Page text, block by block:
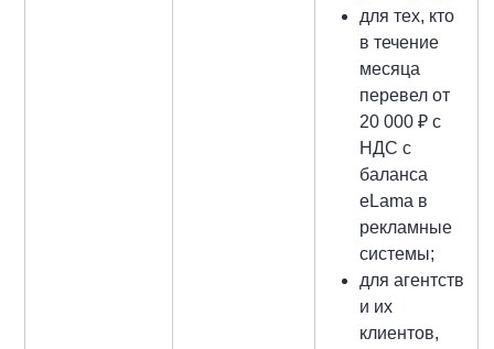
для тех, кто
в течение
месяца
перевел от
20 000 ₽ с
НДС с
баланса
eLama в
рекламные
системы;
для агентств
и их
клиентов,